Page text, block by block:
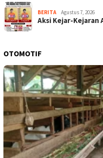
BERITA Agustus 7, 2026
Aksi Kejar-Kejaran
OTOMOTIF